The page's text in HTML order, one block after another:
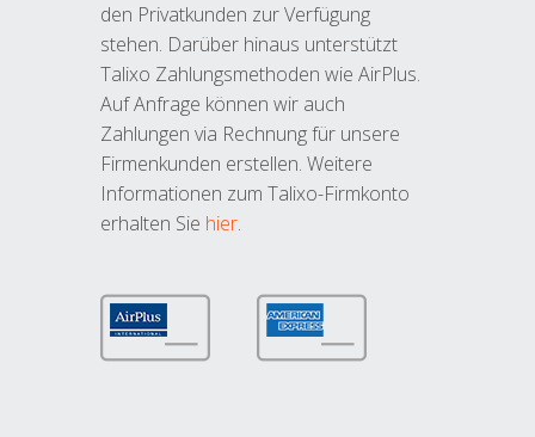
den Privatkunden zur Verfügung
stehen. Darüber hinaus unterstützt
Talixo Zahlungsmethoden wie AirPlus.
Auf Anfrage können wir auch
Zahlungen via Rechnung für unsere
Firmenkunden erstellen. Weitere
Informationen zum Talixo-Firmkonto
erhalten Sie hier.